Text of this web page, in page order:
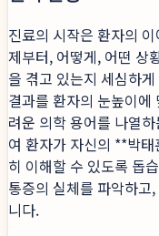
진료의 시작은 환자의
제부터, 어떻게, 어떤 상
을 겪고 있는지 세심하
결과를 환자의 눈높이에
려운 의학 용어를 나열
여 환자가 자신의 **박
히 이해할 수 있도록 돕
통증의 실체를 파악하고
니다.